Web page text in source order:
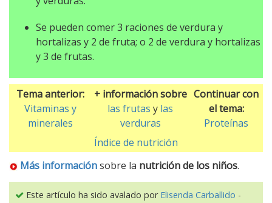
Se pueden comer 3 raciones de verdura y
hortalizas y 2 de fruta; o 2 de verdura y hortalizas
y 3 de frutas.
Tema anterior:
Vitaminas y
minerales
+ información sobre
las frutas y las
verduras
Continuar con
el tema:
Proteínas
Índice de nutrición
Más informaciónsobre la nutrición de los niños.
Este artículo ha sido avalado por Elisenda Carballido -